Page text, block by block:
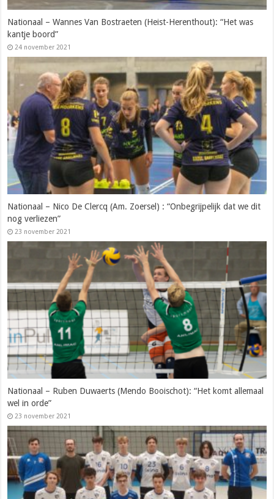
Nationaal – Wannes Van Bostraeten (Heist-Herenthout): “Het was
kantje boord”
24 november 2021
Nationaal – Nico De Clercq (Am. Zoersel) : “Onbegrijpelijk dat we dit
nog verliezen”
23 november 2021
Nationaal – Ruben Duwaerts (Mendo Booischot): “Het komt allemaal
wel in orde”
23 november 2021